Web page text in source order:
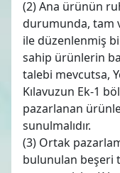
(2) Ana ürünün
durumunda, tam
ile düzenlenmiş
sahip ürünlerin
talebi mevcutsa,
Kılavuzun Ek-1
pazarlanan
sunulmalıdır.
(3) Ortak
bulunulan beşeri